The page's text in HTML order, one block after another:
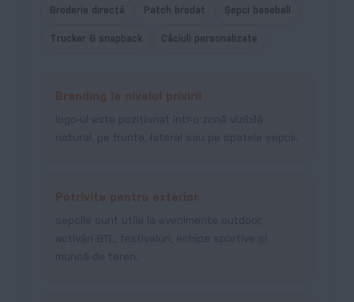
Broderie directă Patch brodat Șepci baseball
Trucker & snapback Căciuli personalizate
Branding la nivelul privirii
Potrivite pentru exterior